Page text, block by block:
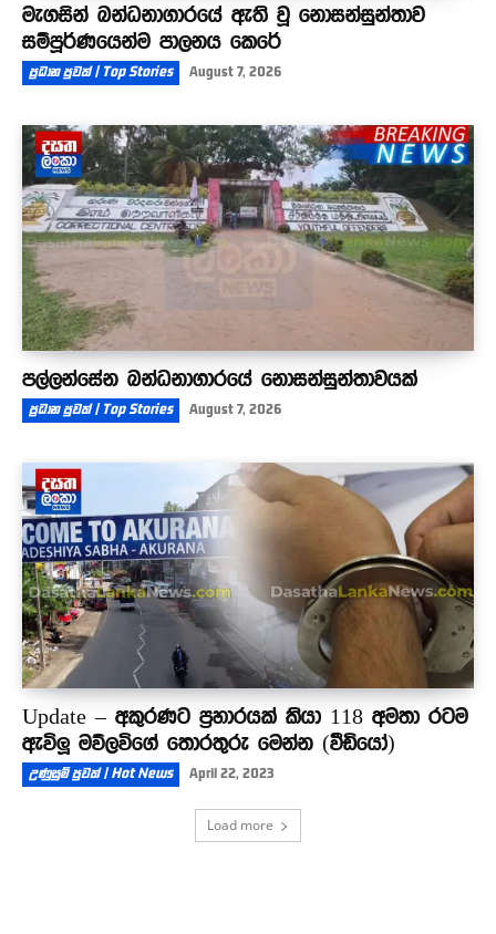
මැගසින් බන්ධනාගාරයේ ඇති වූ නොසන්සුන්තාව
සම්පූර්ණයෙන්ම පාලනය කෙරේ
ප්‍රධාන පුවත් | Top Stories August 7, 2026
පල්ලන්සේන බන්ධනාගාරයේ නොසන්සුන්තාවයක්
ප්‍රධාන පුවත් | Top Stories August 7, 2026
Update – අකුරණට ප්‍රහාරයක් කියා 118 අමතා රටම
ඇවිලූ මව්ලවිගේ තොරතුරු මෙන්න (වීඩියෝ)
උණුසුම් පුවත් | Hot News April 22, 2023
Load more